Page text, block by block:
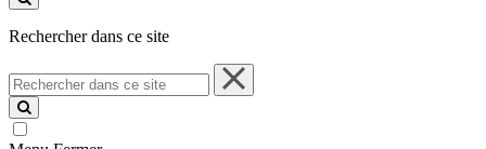
Rechercher dans ce site
Rechercher
dans
ce
site